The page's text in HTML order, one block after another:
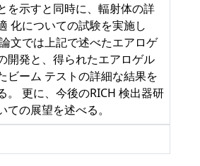
を示すと同時に、輻射体の詳
化についての試験を実施し
文では上記で述べたエアロゲ
開発と、得られたエアロゲル
ビーム テストの詳細な結果を
。 更に、今後のRICH 検出器研
ての展望を述べる。